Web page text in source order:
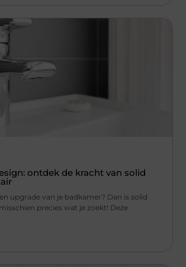
ontdek de kracht van solid
upgrade van je badkamer? Dan is solid
precies wat je zoekt! Deze